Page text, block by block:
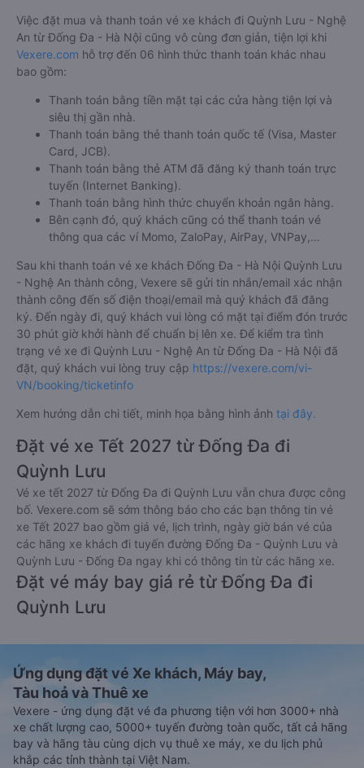
Việc đặt mua và thanh toán vé xe khách đi Quỳnh Lưu - Nghệ
An từ Đống Đa - Hà Nội cũng vô cùng đơn giản, tiện lợi khi
Vexere.com hỗ trợ đến 06 hình thức thanh toán khác nhau
bao gồm:
Thanh toán bằng tiền mặt tại các cửa hàng tiện lợi và
siêu thị gần nhà.
Thanh toán bằng thẻ thanh toán quốc tế (Visa, Master
Card, JCB).
Thanh toán bằng thẻ ATM đã đăng ký thanh toán trực
tuyến (Internet Banking).
Thanh toán bằng hình thức chuyển khoản ngân hàng.
Bên cạnh đó, quý khách cũng có thể thanh toán vé
thông qua các ví Momo, ZaloPay, AirPay, VNPay,…
Sau khi thanh toán vé xe khách Đống Đa - Hà Nội Quỳnh Lưu
- Nghệ An thành công, Vexere sẽ gửi tin nhắn/email xác nhận
thành công đến số điện thoại/email mà quý khách đã đăng
ký. Đến ngày đi, quý khách vui lòng có mặt tại điểm đón trước
30 phút giờ khởi hành để chuẩn bị lên xe. Để kiểm tra tình
trạng vé xe đi Quỳnh Lưu - Nghệ An từ Đống Đa - Hà Nội đã
đặt, quý khách vui lòng truy cập https://vexere.com/vi-
VN/booking/ticketinfo
Xem hướng dẫn chi tiết, minh họa bằng hình ảnh tại đây.
Đặt vé xe Tết 2027 từ Đống Đa đi
Quỳnh Lưu
Vé xe tết 2027 từ Đống Đa đi Quỳnh Lưu vẫn chưa được công
bố. Vexere.com sẽ sớm thông báo cho các bạn thông tin vé
xe Tết 2027 bao gồm giá vé, lịch trình, ngày giờ bán vé của
các hãng xe khách đi tuyến đường Đống Đa - Quỳnh Lưu và
Quỳnh Lưu - Đống Đa ngay khi có thông tin từ các hãng xe.
Đặt vé máy bay giá rẻ từ Đống Đa đi
Quỳnh Lưu
Ứng dụng đặt vé Xe khách, Máy bay,
Tàu hoả và Thuê xe
Vexere - ứng dụng đặt vé đa phương tiện với hơn 3000+ nhà
xe chất lượng cao, 5000+ tuyến đường toàn quốc, tất cả hãng
bay và hãng tàu cùng dịch vụ thuê xe máy, xe du lịch phủ
khắp các tỉnh thành tại Việt Nam.